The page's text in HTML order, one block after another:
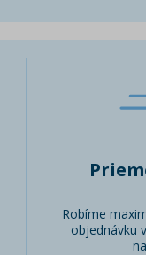
Robíme
objednávku